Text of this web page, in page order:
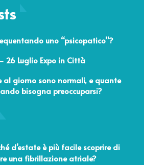
uno “psicopatico”?
26 Luglio Expo in Città
al giorno sono normali, e quante
bisogna preoccuparsi?
d’estate è più facile scoprire di
una fibrillazione atriale?